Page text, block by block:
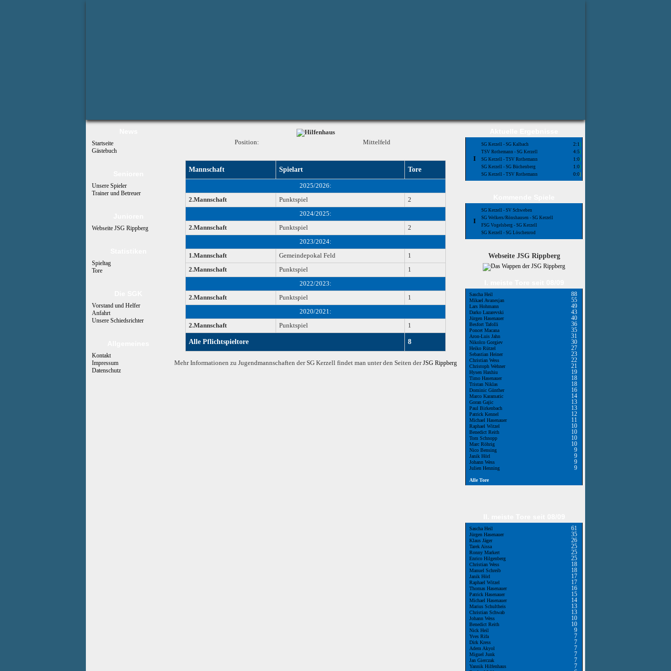
Startseite
Gästebuch
Unsere Spieler
Trainer und Betreuer
Webseite JSG Rippberg
Spieltag
Tore
Vorstand und Helfer
Anfahrt
Unsere Schiedsrichter
Kontakt
Impressum
Datenschutz
Position: Mittelfeld
Mannschaft Spielart Tore
2025/2026:
2.Mannschaft
Punktspiel
2
2024/2025:
2.Mannschaft
Punktspiel
2
2023/2024:
1.Mannschaft
Gemeindepokal Feld
1
2.Mannschaft
Punktspiel
1
2022/2023:
2.Mannschaft
Punktspiel
1
2020/2021:
2.Mannschaft
Punktspiel 1
Alle Pflichtspieltore 8
Mehr Informationen zu Jugendmannschaften der SG Kerzell findet man unter den Seiten derJSG Rippberg
I
SG Kerzell - SG Kalbach 2:1|
TSV Rothemann - SG Kerzell 4:5|
SG Kerzell - TSV Rothemann 1:0|
SG Kerzell - SG Büchenberg 1:0|
SG Kerzell - TSV Rothemann 0:0|
I
SG Kerzell - SV Schweben
SG Welkers/Rönshausen - SG Kerzell
FSG Vogelsberg - SG Kerzell
SG Kerzell - SG Löschenrod
Webseite JSG Rippberg
Sascha Heil 88
Mikael Avanesjan 55
Lars Hohmann 49
Darko Lazarevski 43
Jürgen Hasenauer 40
Besfort Tafolli 36
Poncet Macana 35
Aron-Luis Jahn 31
Nikolco Gorgiev 30
Heiko Rützel 27
Sebastian Heiner 23
Christian Wess 22
Christoph Wehner 21
Hysen Haxhiu 19
Timo Hasenauer 18
Tristan Niklas 18
Dominic Günther 16
Marco Karamatic 14
Goran Gajic 13
Paul Birkenbach 13
Patrick Kennel 12
Michael Hasenauer 11
Raphael Witzel 10
Benedict Reith 10
Tom Schnopp 10
Marc Röhrig 10
Nico Bensing 9
Janik Hörl 9
Johann Wess 9
Julien Henning 9
Alle Tore
Sascha Heil 61
Jürgen Hasenauer 35
Klaus Jäger 26
Tarek Aissa 25
Ronny Markert 25
Enrico Hilgenberg 25
Christian Wess 18
Manuel Schreib 18
Janik Hörl 17
Raphael Witzel 17
Thomas Hasenauer 16
Patrick Hasenauer 15
Michael Hasenauer 14
Marius Schultheis 13
Christian Schwab 13
Johann Wess 10
Benedict Reith 10
Nick Heil 9
Yves Rifa 7
Dirk Kress 7
Adem Akyol 7
Miguel Junk 7
Jan Gierczak 7
Yannik Hilfenhaus 7